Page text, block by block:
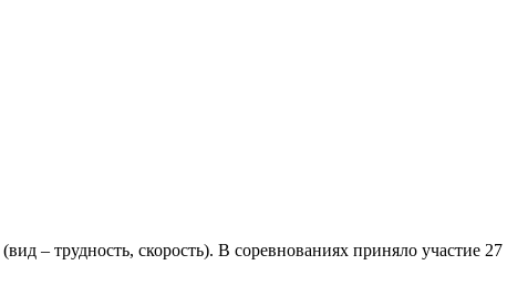
(вид – трудность, скорость). В соревнованиях приняло участие 27